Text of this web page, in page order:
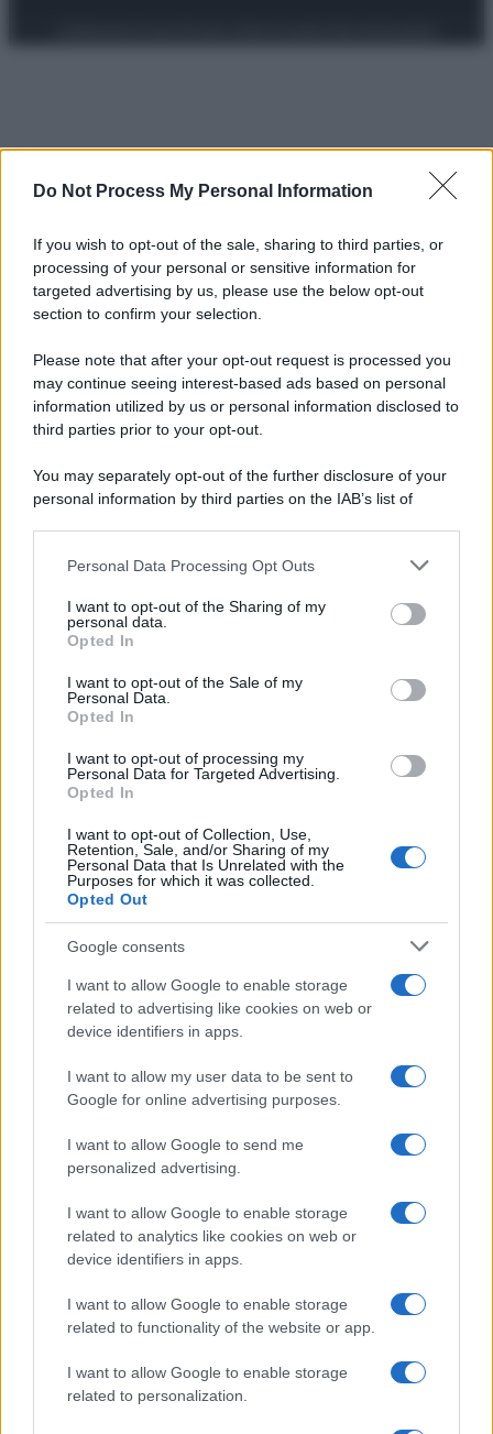
Do Not Process My Personal Information
If you wish to opt-out of the sale, sharing to third parties, or
processing of your personal or sensitive information for
targeted advertising by us, please use the below opt-out
section to confirm your selection.
Please note that after your opt-out request is processed you
may continue seeing interest-based ads based on personal
information utilized by us or personal information disclosed to
third parties prior to your opt-out.
You may separately opt-out of the further disclosure of your
personal information by third parties on the IAB’s list of
This information may also be disclosed by us to third parties
disclose it to other third parties.
Please note that this website/app uses one or more Google
services and may gather and store information including but
not limited to your visit or usage behaviour. You may click to
grant or deny consent to Google and its third-party tags to
consent section.
Personal Data Processing Opt Outs
I want to opt-out of the Sharing of my
personal data.
Opted In
I want to opt-out of the Sale of my
Personal Data.
Opted In
I want to opt-out of processing my
Personal Data for Targeted Advertising.
Opted In
I want to opt-out of Collection, Use,
Retention, Sale, and/or Sharing of my
Personal Data that Is Unrelated with the
Purposes for which it was collected.
Opted Out
Google consents
I want to allow Google to enable storage
related to advertising like cookies on web or
device identifiers in apps.
I want to allow my user data to be sent to
Google for online advertising purposes.
I want to allow Google to send me
personalized advertising.
I want to allow Google to enable storage
related to analytics like cookies on web or
device identifiers in apps.
I want to allow Google to enable storage
related to functionality of the website or app.
I want to allow Google to enable storage
related to personalization.